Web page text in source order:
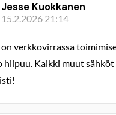
Jesse Kuokkanen
15.2.2026 21:14
on verkkovirrassa
hiipuu. Kaikki muut